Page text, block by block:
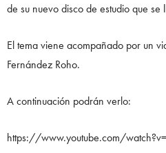
de su nuevo disco de estudio que se
El tema viene acompañado por un
Fernández Roho.
A continuación podrán verlo:
https://www.youtube.com/